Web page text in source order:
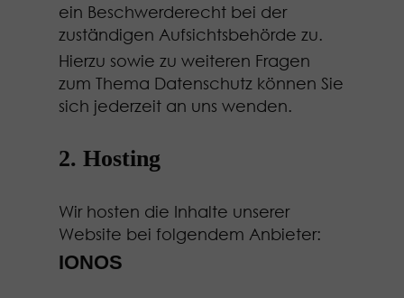
ein Beschwerderecht bei der
zuständigen Aufsichtsbehörde zu.
Hierzu sowie zu weiteren Fragen
zum Thema Datenschutz können Sie
sich jederzeit an uns wenden.
2. Hosting
Wir hosten die Inhalte unserer
Website bei folgendem Anbieter:
IONOS